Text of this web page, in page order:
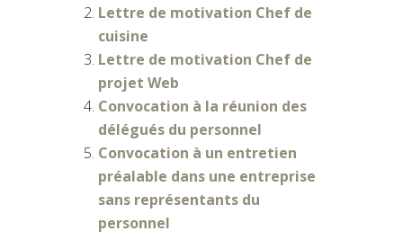
Lettre de motivation Chef de
cuisine
Lettre de motivation Chef de
projet Web
Convocation à la réunion des
délégués du personnel
Convocation à un entretien
préalable dans une entreprise
sans représentants du
personnel